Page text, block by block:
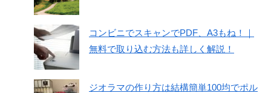
コンビニでスキャンでPDF、A3もね！｜
無料で取り込む方法も詳しく解説！
ジオラマの作り方は結構簡単100均でポル